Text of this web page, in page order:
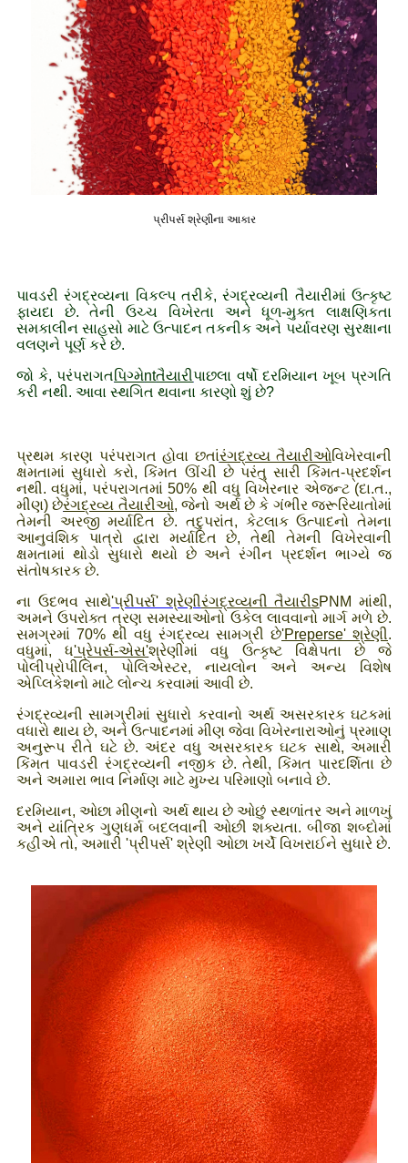
પ્રીપર્સ શ્રેણીના આકાર
પાવડરી રંગદ્રવ્યના વિકલ્પ તરીકે, રંગદ્રવ્યની તૈયારીમાં ઉત્કૃષ્ટ
ફાયદા છે. તેની ઉચ્ચ વિખેરતા અને ધૂળ-મુક્ત લાક્ષણિકતા
સમકાલીન સાહસો માટે ઉત્પાદન તકનીક અને પર્યાવરણ સુરક્ષાના
વલણને પૂર્ણ કરે છે.
જો કે, પરંપરાગતપિગ્મેntતૈયારીપાછલા વર્ષો દરમિયાન ખૂબ પ્રગતિ
કરી નથી. આવા સ્થગિત થવાના કારણો શું છે?
પ્રથમ કારણ પરંપરાગત હોવા છતાંરંગદ્રવ્ય તૈયારીઓવિખેરવાની
ક્ષમતામાં સુધારો કરો, કિંમત ઊંચી છે પરંતુ સારી કિંમત-પ્રદર્શન
નથી. વધુમાં, પરંપરાગતમાં 50% થી વધુ વિખેરનાર એજન્ટ (દા.ત.,
મીણ) છેરંગદ્રવ્ય તૈયારીઓ, જેનો અર્થ છે કે ગંભીર જરૂરિયાતોમાં
તેમની અરજી મર્યાદિત છે. તદુપરાંત, કેટલાક ઉત્પાદનો તેમના
આનુવંશિક પાત્રો દ્વારા મર્યાદિત છે, તેથી તેમની વિખેરવાની
ક્ષમતામાં થોડો સુધારો થયો છે અને રંગીન પ્રદર્શન ભાગ્યે જ
સંતોષકારક છે.
ના ઉદભવ સાથે'પ્રીપર્સ' શ્રેણીરંગદ્રવ્યની તૈયારીsPNM માંથી,
અમને ઉપરોક્ત ત્રણ સમસ્યાઓનો ઉકેલ લાવવાનો માર્ગ મળે છે.
સમગ્રમાં 70% થી વધુ રંગદ્રવ્ય સામગ્રી છે'Preperse' શ્રેણી.
વધુમાં, ધ'પ્રેપર્સ-એસ'શ્રેણીમાં વધુ ઉત્કૃષ્ટ વિક્ષેપતા છે જે
પોલીપ્રોપીલિન, પોલિએસ્ટર, નાયલોન અને અન્ય વિશેષ
એપ્લિકેશનો માટે લોન્ચ કરવામાં આવી છે.
રંગદ્રવ્યની સામગ્રીમાં સુધારો કરવાનો અર્થ અસરકારક ઘટકમાં
વધારો થાય છે, અને ઉત્પાદનમાં મીણ જેવા વિખેરનારાઓનું પ્રમાણ
અનુરૂપ રીતે ઘટે છે. અંદર વધુ અસરકારક ઘટક સાથે, અમારી
કિંમત પાવડરી રંગદ્રવ્યની નજીક છે. તેથી, કિંમત પારદર્શિતા છે
અને અમારા ભાવ નિર્માણ માટે મુખ્ય પરિમાણો બનાવે છે.
દરમિયાન, ઓછા મીણનો અર્થ થાય છે ઓછું સ્થળાંતર અને માળખું
અને યાંત્રિક ગુણધર્મ બદલવાની ઓછી શક્યતા. બીજા શબ્દોમાં
કહીએ તો, અમારી 'પ્રીપર્સ' શ્રેણી ઓછા ખર્ચે વિખરાઈને સુધારે છે.